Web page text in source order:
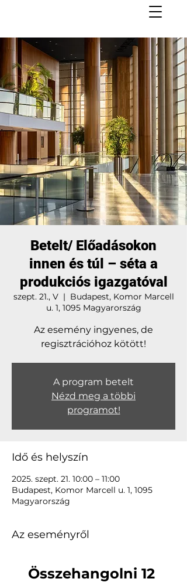
Betelt/ Előadásokon
innen és túl – séta a
produkciós igazgatóval
szept. 21., V
  |
Budapest, Komor Marcell
u. 1, 1095 Magyarország
Az esemény ingyenes, de
regisztrációhoz kötött!
A program betelt
Nézd meg a többi
programot!
Idő és helyszín
2025. szept. 21. 10:00 – 11:00
Budapest, Komor Marcell u. 1, 1095
Magyarország
Az eseményről
Összehangolni 12